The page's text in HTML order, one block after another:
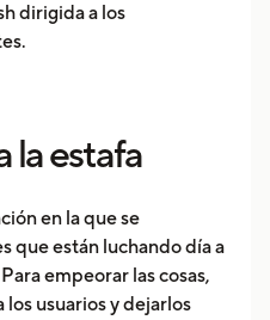
dirigida a los
la estafa
en la que se
que están luchando día a
empeorar las cosas,
usuarios y dejarlos